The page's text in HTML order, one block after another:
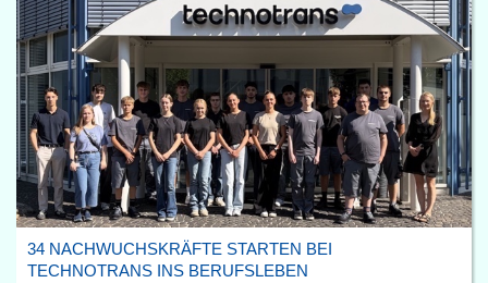
34 NACHWUCHSKRÄFTE STARTEN BEI
TECHNOTRANS INS BERUFSLEBEN